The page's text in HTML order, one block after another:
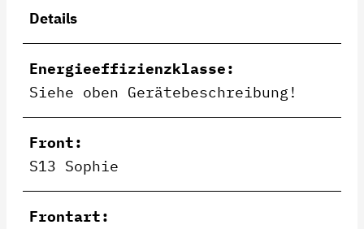
Details
Energieeffizienzklasse:
Siehe oben Gerätebeschreibung!
Front:
S13 Sophie
Frontart: